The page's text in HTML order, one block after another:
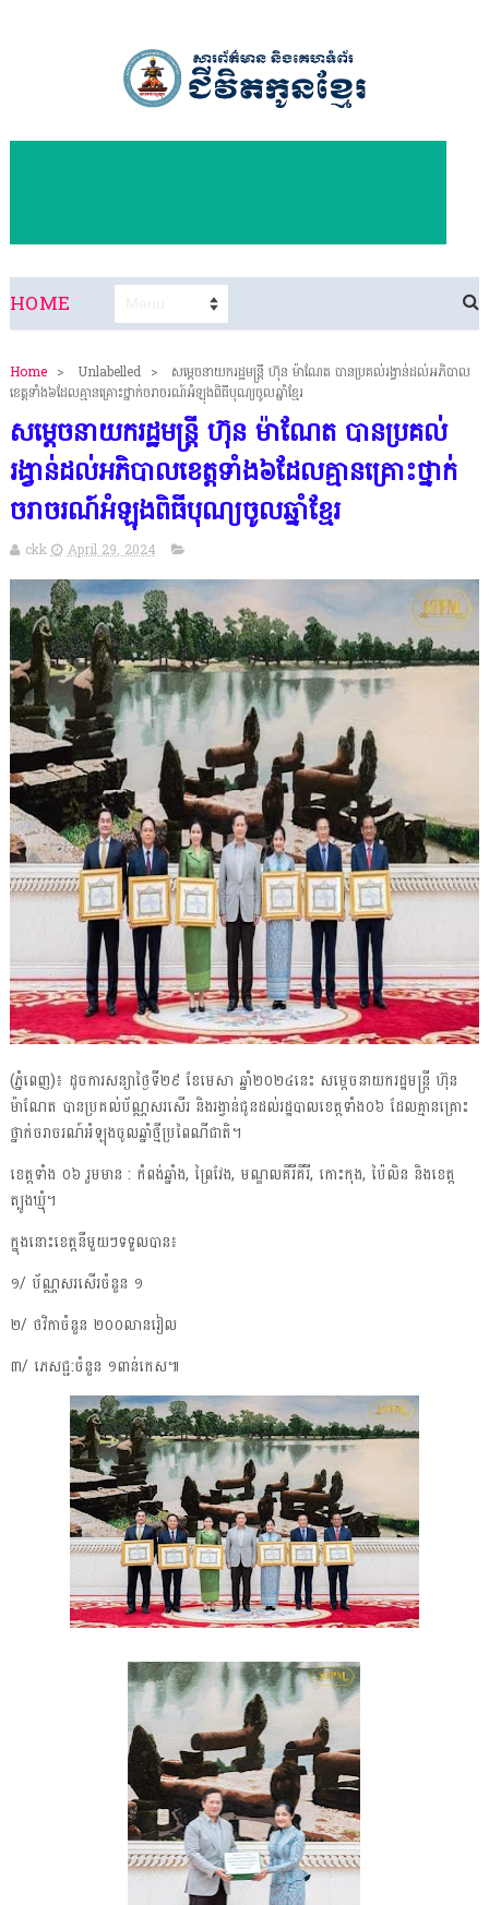
HOME
Home > Unlabelled >
សម្តេចនាយករដ្ឋមន្ត្រី ហ៊ុន ម៉ាណែត បានប្រគល់រង្វាន់ដល់អភិបាល
ខេត្តទាំង៦ដែលគ្មានគ្រោះថ្នាក់ចរាចរណ៍អំឡុងពិធីបុណ្យចូលឆ្នាំខ្មែរ
សម្តេចនាយករដ្ឋមន្ត្រី ហ៊ុន ម៉ាណែត បានប្រគល់
រង្វាន់ដល់អភិបាលខេត្តទាំង៦ដែលគ្មានគ្រោះថ្នាក់
ចរាចរណ៍អំឡុងពិធីបុណ្យចូលឆ្នាំខ្មែរ
ckk April 29, 2024
(ភ្នំពេញ)៖ ដូចការសន្យាថ្ងៃទី២៩ ខែមេសា ឆ្នាំ២០២៤នេះ សម្ដេចនាយករដ្ឋមន្ត្រី ហ៊ុន
ម៉ាណែត បានប្រគល់ប័ណ្ណសរសើរ និងរង្វាន់ជូនដល់រដ្ឋបាលខេត្តទាំង០៦ ដែលគ្មានគ្រោះ
ថ្នាក់ចរាចរណ៍អំឡុងចូលឆ្នាំថ្មីប្រពៃណីជាតិ។
ខេត្តទាំង ០៦ រួមមាន : កំពង់ឆ្នាំង, ព្រៃវែង, មណ្ឌលគីរីគីរី, កោះកុង, ប៉ៃលិន និងខេត្ត
ត្បូងឃ្មុំ។
ក្នុងនោះខេត្តនីមួយៗទទួលបាន៖
១/​ ប័ណ្ណសរសេីរចំនួន​ ១
២/​ ថវិកា​ចំនួន​ ២០០លានរៀល
៣/​ ភេសជ្ជ​:ចំនួន​ ១ពាន់កេស៕